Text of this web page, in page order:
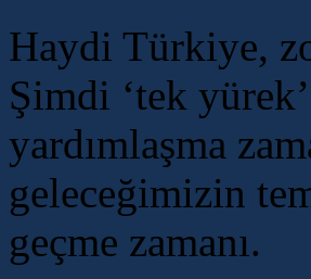
Haydi Türkiye,
Şimdi ‘tek
yardımlaşma
geleceğimizin
geçme zamanı.